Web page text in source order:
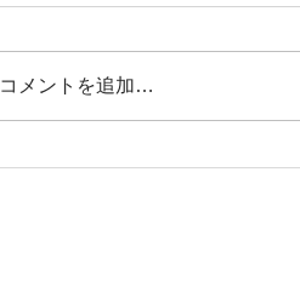
本日タコ便
コメントを追加…